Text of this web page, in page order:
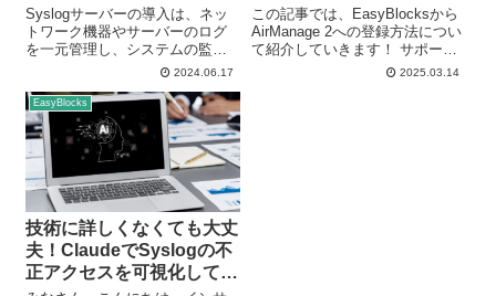
Syslogサーバーの導入は、ネッ
トワーク機器やサーバーのログ
を一元管理し、システムの監視
を効果的に行うための重要なス
いくつかの重要なポイントを確
認することが必要です。今回
は、Syslogサーバーを導入する
前にチ...
2024.06.17
この記事では、EasyBlocksから
AirManage 2への登録方法につい
て紹介していきます！ サポート
サービスにあるAirManage 2を利
2025.03.14
EasyBlocks
技術に詳しくなくても大丈
夫！ClaudeでSyslogの不
正アクセスを可視化してみ